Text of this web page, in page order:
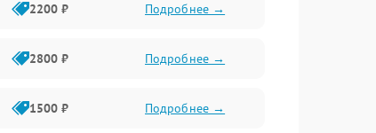
2200 ₽ Подробнее →
2800 ₽ Подробнее →
1500 ₽ Подробнее →